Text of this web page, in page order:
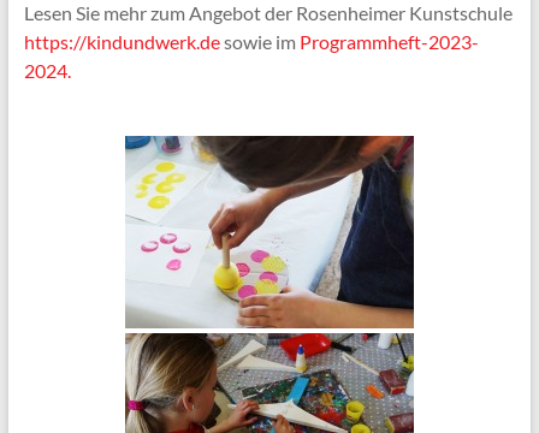
Lesen Sie mehr zum Angebot der Rosenheimer Kunstschule
https://kindundwerk.desowie im Programmheft-2023-
2024.